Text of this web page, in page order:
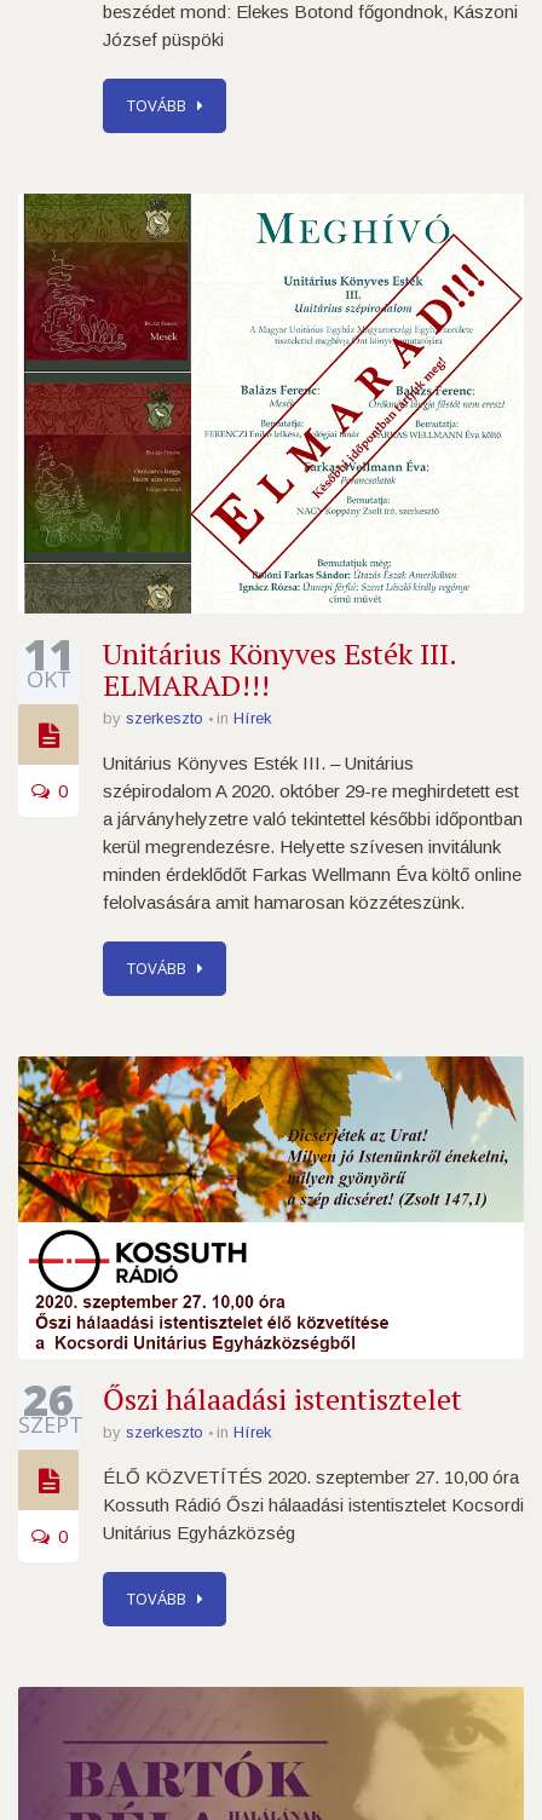
beszédet mond: Elekes Botond főgondnok, Kászoni
József püspöki
TOVÁBB
11
OKT
0
Unitárius Könyves Esték III.
ELMARAD!!!
by szerkeszto in Hírek
Unitárius Könyves Esték III. – Unitárius
szépirodalom A 2020. október 29-re meghirdetett est
a járványhelyzetre való tekintettel későbbi időpontban
kerül megrendezésre. Helyette szívesen invitálunk
minden érdeklődőt Farkas Wellmann Éva költő online
felolvasására amit hamarosan közzéteszünk.
TOVÁBB
26
SZEPT
0
Őszi hálaadási istentisztelet
by szerkeszto in Hírek
ÉLŐ KÖZVETÍTÉS 2020. szeptember 27. 10,00 óra
Kossuth Rádió Őszi hálaadási istentisztelet Kocsordi
Unitárius Egyházközség
TOVÁBB